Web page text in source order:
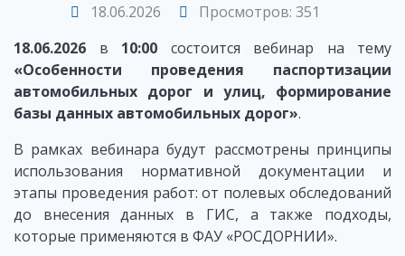
18.06.2026
Просмотров: 351
18.06.2026 в 10:00 состоится вебинар на тему
«Особенности проведения паспортизации
автомобильных дорог и улиц, формирование
базы данных автомобильных дорог».
В рамках вебинара будут рассмотрены принципы
использования нормативной документации и
этапы проведения работ: от полевых обследований
до внесения данных в ГИС, а также подходы,
которые применяются в ФАУ «РОСДОРНИИ».